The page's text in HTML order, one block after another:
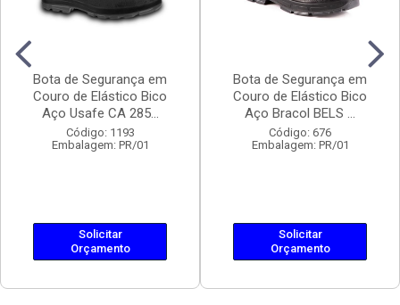
Bota de Segurança em
Couro de Elástico Bico
Aço Usafe CA 285...
Código: 1193
Embalagem: PR/01
Solicitar
Orçamento
Bota de Segurança em
Couro de Elástico Bico
Aço Bracol BELS ...
Código: 676
Embalagem: PR/01
Solicitar
Orçamento